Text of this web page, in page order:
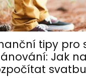
tipy pro
Jak